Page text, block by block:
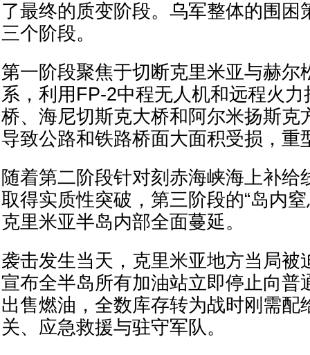
了最终的质变阶段。乌军整体的围困
三个阶段。
第一阶段聚焦于切断克里米亚与赫尔
系，利用FP-2中程无人机和远程火
桥、海尼切斯克大桥和阿尔米扬斯克
导致公路和铁路桥面大面积受损，重
随着第二阶段针对刻赤海峡海上补给
取得实质性突破，第三阶段的“岛内
克里米亚半岛内部全面蔓延。
袭击发生当天，克里米亚地方当局被
宣布全半岛所有加油站立即停止向普
出售燃油，全数库存转为战时刚需配
关、应急救援与驻守军队。